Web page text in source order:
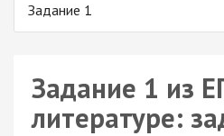
Задание 1
Задание 1 из
литературе: